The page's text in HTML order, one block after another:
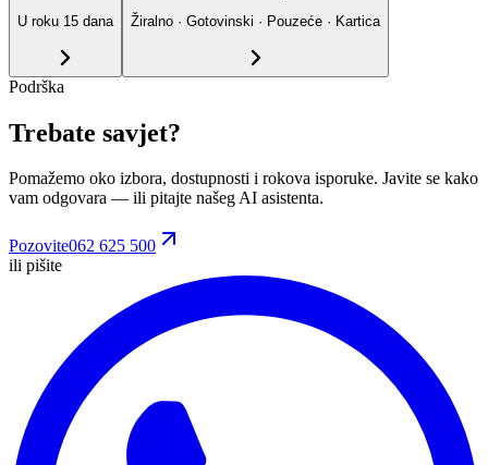
U roku 15 dana
Žiralno · Gotovinski · Pouzeće · Kartica
Podrška
Trebate savjet?
Pomažemo oko izbora, dostupnosti i rokova isporuke. Javite se kako
vam odgovara — ili pitajte našeg AI asistenta.
Pozovite062 625 500
ili pišite